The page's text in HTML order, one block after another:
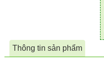
Thông tin sản phẩm